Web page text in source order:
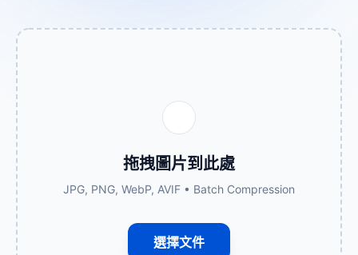
拖拽圖片到此處
JPG, PNG, WebP, AVIF • Batch Compression
選擇文件